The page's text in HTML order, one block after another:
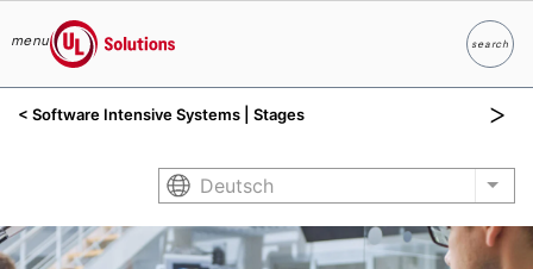
menu
UL Solutions
search
Suche
< Software Intensive Systems | Stages
Deutsch List